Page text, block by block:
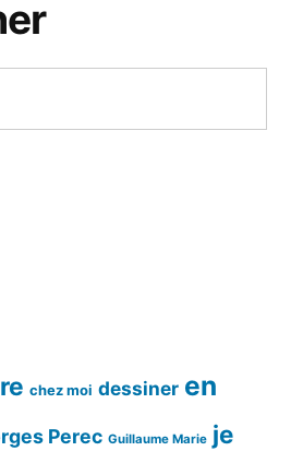
chez moi dessiner en
Perec Guillaume Marie je